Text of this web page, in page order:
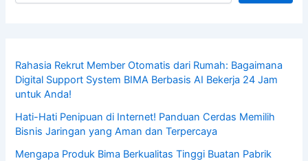
Rahasia Rekrut Member Otomatis dari Rumah: Bagaimana
Digital Support System BIMA Berbasis AI Bekerja 24 Jam
untuk Anda!
Hati-Hati Penipuan di Internet! Panduan Cerdas Memilih
Bisnis Jaringan yang Aman dan Terpercaya
Mengapa Produk Bima Berkualitas Tinggi Buatan Pabrik